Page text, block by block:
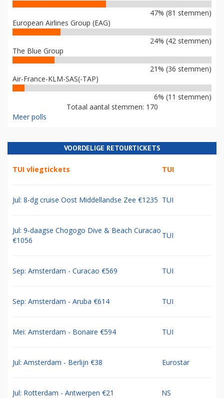
47% (81 stemmen)
European Airlines Group (EAG)
24% (42 stemmen)
The Blue Group
21% (36 stemmen)
Air-France-KLM-SAS(-TAP)
6% (11 stemmen)
Totaal aantal stemmen: 170
Meer polls
VOORDELIGE RETOURTICKETS
TUI vliegtickets TUI
Jul: 8-dg cruise Oost Middellandse Zee €1235 TUI
Jul: 9-daagse Chogogo Dive & Beach Curacao
€1056
TUI
Sep: Amsterdam - Curacao €569 TUI
Sep: Amsterdam - Aruba €614 TUI
Mei: Amsterdam - Bonaire €594 TUI
Jul: Amsterdam - Berlijn €38 Eurostar
Jul: Rotterdam - Antwerpen €21 NS